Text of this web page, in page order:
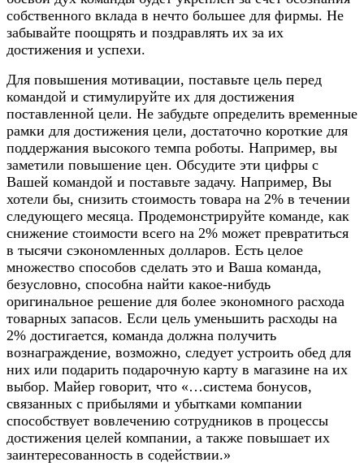
собственного вклада в нечто большее для фирмы. Не
забывайте поощрять и поздравлять их за их
достижения и успехи.
Для повышения мотивации, поставьте цель перед
командой и стимулируйте их для достижения
поставленной цели. Не забудьте определить временные
рамки для достижения цели, достаточно короткие для
поддержания высокого темпа роботы. Например, вы
заметили повышение цен. Обсудите эти цифры с
Вашей командой и поставьте задачу. Например, Вы
хотели бы, снизить стоимость товара на 2% в течении
следующего месяца. Продемонстрируйте команде, как
снижение стоимости всего на 2% может превратиться
в тысячи сэкономленных долларов. Есть целое
множество способов сделать это и Ваша команда,
безусловно, способна найти какое-нибудь
оригинальное решение для более экономного расхода
товарных запасов. Если цель уменьшить расходы на
2% достигается, команда должна получить
вознаграждение, возможно, следует устроить обед для
них или подарить подарочную карту в магазине на их
выбор. Майер говорит, что «…система бонусов,
связанных с прибылями и убытками компании
способствует вовлечению сотрудников в процессы
достижения целей компании, а также повышает их
заинтересованность в содействии.»